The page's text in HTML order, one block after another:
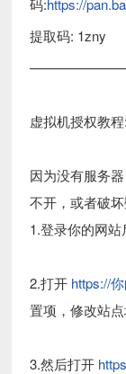
提取码: 1zny
虚拟机授权教程:
因为没有服务
不开，或者破
1.登录你的网站
2.打开 https://
置项，修改站
3.然后打开